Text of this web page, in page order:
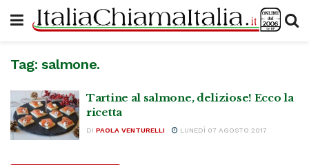
Tag: salmone.
Tartine al salmone, deliziose! Ecco la
ricetta
DI PAOLA VENTURELLI LUNEDÌ 07 AGOSTO 2017